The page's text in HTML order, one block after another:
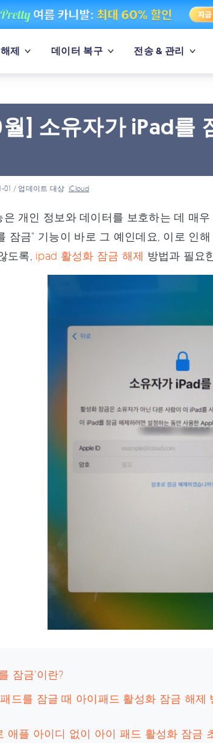
제 데이터 복구 전송 & 관리
월] 소유자가 iPad를
01 / 업데이트 대상iCloud
개인 정보와 데이터를 보호하는 데 매
잠금" 기능이 바로 그 예인데요, 이로 인
도록, ipad 활성화 잠금 해제 방법과 필요
잠금'이란?
드를 잠글 때 아이패드 활성화 잠금 해제
애플 아이디 없이 아이 패드 활성화 잠금